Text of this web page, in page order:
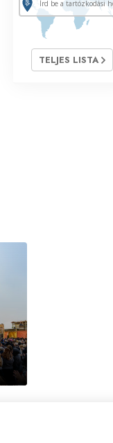
TELJES LISTA